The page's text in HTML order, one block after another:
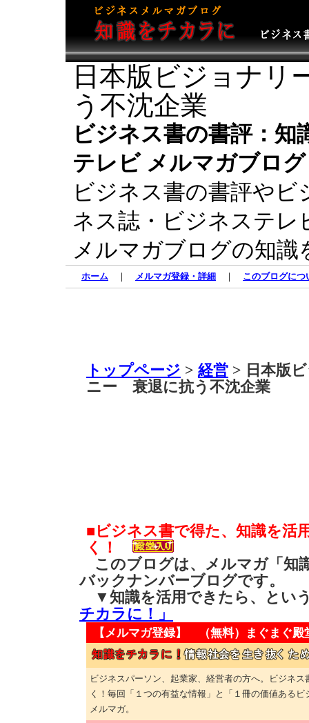
日本版ビジョナ
う不沈企業
ビジネス書の書評：
テレビ メルマガブログ
ビジネス書の書評や
ネス誌・ビジネステ
メルマガブログの知識
ホーム ｜ メルマガ登録・詳細 ｜ このブログにつ
トップページ > 経営 > 日本版
ニー 衰退に抗う不沈企業
■ビジネス書で得た、知識を活
く！
このブログは、メルマガ「知
バックナンバーブログです。
▼知識を活用できたら、と
チカラに！」
【メルマガ登録】 （無料） まぐまぐ殿
ビジネスパーソン、起業家、経営者の方へ。ビジネ
く！毎回「１つの有益な情報」と「１冊の価値ある
メルマガ。